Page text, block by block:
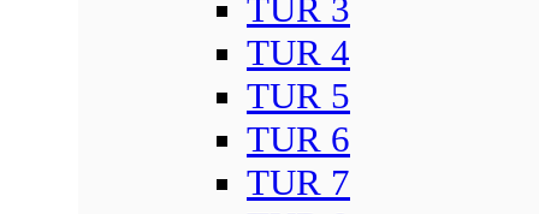
TUR 3
TUR 4
TUR 5
TUR 6
TUR 7